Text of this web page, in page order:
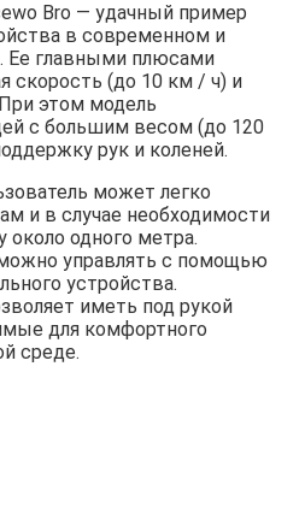
Bro — удачный пример
в современном и
Ее главными плюсами
скорость (до 10 км / ч) и
этом модель
с большим весом (до 120
рук и коленей.
может легко
и в случае необходимости
около одного метра.
управлять с помощью
устройства.
иметь под рукой
для комфортного
среде.